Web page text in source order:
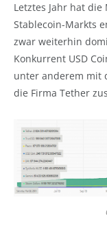
Letztes Jahr hat
Stablecoin-Markts
zwar weiterhin
Konkurrent USD
unter anderem mit
die Firma Tether